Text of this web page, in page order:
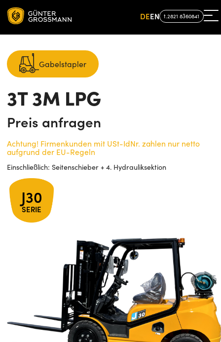
t.2821 8360841
DEEN
Gabelstapler
3T 3M LPG
Preis anfragen
Achtung! Firmenkunden mit USt-IdNr. zahlen nur netto
aufgrund der EU-Regeln
Einschließlich: Seitenschieber + 4. Hydrauliksektion
J30
SERIE